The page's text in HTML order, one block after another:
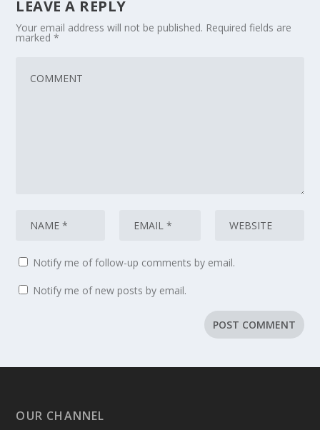
LEAVE A REPLY
Your email address will not be published. Required fields are
marked*
Notify me of follow-up comments by email.
Notify me of new posts by email.
OUR CHANNEL